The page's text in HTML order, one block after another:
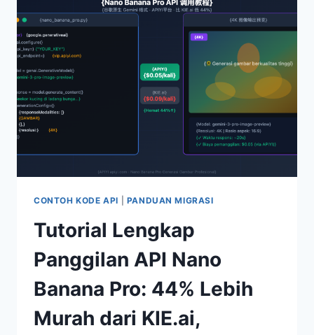
GAMBAR?
MEMBANTU
MEMBEDAKAN
MODEL
GAMBAR
CONTOH KODE API PANDUAN MIGRASI
Tutorial Lengkap
Panggilan API Nano
Banana Pro: 44% Lebih
Murah dari KIE.ai,